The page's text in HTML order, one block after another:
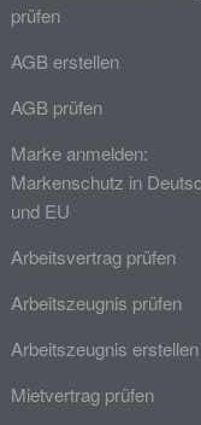
prüfen
AGB erstellen
AGB prüfen
Marke anmelden:
Markenschutz in
und EU
Arbeitsvertrag prüfen
Arbeitszeugnis prüfen
Arbeitszeugnis erstellen
Mietvertrag prüfen